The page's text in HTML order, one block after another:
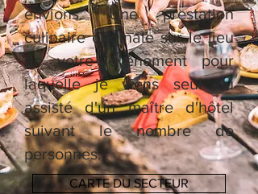
envions. Une prestation
culinaire originale sur le lieu
de votre évènement pour
laquelle je viens seul ou
assisté d'un maître d'hôtel
suivant le nombre de
personnes.
CARTE DU SECTEUR